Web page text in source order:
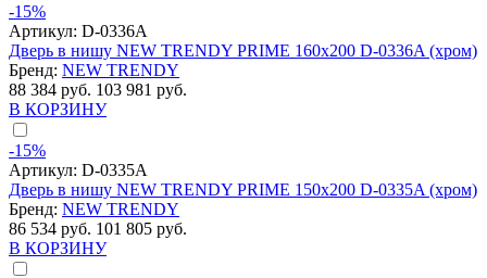
-15%
Артикул: D-0336A
Дверь в нишу NEW TRENDY PRIME 160x200 D-0336A (хром)
Бренд: NEW TRENDY
88 384 руб. 103 981 руб.
В КОРЗИНУ
-15%
Артикул: D-0335A
Дверь в нишу NEW TRENDY PRIME 150x200 D-0335A (хром)
Бренд: NEW TRENDY
86 534 руб. 101 805 руб.
В КОРЗИНУ